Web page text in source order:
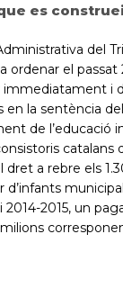
es
del
ordenar el
i
la sentència
de l’educació
a rebre els
d’infants
2014-2015, un